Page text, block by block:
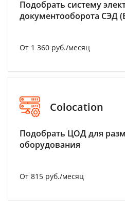
Подобрать систему
документооборота СЭД
От 1 360 руб./месяц
Colocation
Подобрать ЦОД для
оборудования
От 815 руб./месяц